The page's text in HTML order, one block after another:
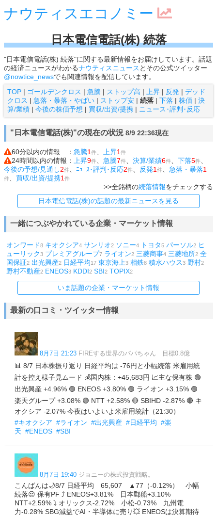
ナウティスエコノミー
日本電信電話(株) 続落
"日本電信電話(株) 続落"に関する最新情報をお届けしています。話題
の経済ニュースがわかるナウティスニュース とその公式ツイッター
@nowtice_newsでも関連情報を配信しています。
TOP | ゴールデンクロス | 急騰 | ストップ高 | 上昇 | 反発 | デッド
クロス | 急落・暴落・やばい | ストップ安 | 続落 | 下落 | 株価 | 決
算/業績 | 今後の株価予想 | 買収/出資/提携 | ニュース･評判･反応
"日本電信電話(株)"の現在の状況 8/9 22:36現在
60分以内の情報 ： 急騰1 件 上昇1 件
24時間以内の情報： 上昇9件 急騰7件 決算/業績6件 下落5件
今後の予想/見通し2件 ﾆｭｰｽ･評判･反応2件 反発1 件 急落・暴落1
件 買収/出資/提携1 件
>>全銘柄の続落情報をチェックする
日本電信電話(株)の話題の最新ニュースを見る
一緒につぶやかれている企業・マーケット情報
オンワード8 キオクシア4 サンリオ2 ソニー4 トヨタ5 パーソル2 ヒ
ューリック3 プレミアグループ7 ライオン2 三菱商事4 三菱地所2 全
国保証2 出光興産2 日経平均17 東京海上3 相鉄8 積水ハウス3 野村2
野村不動産2 ENEOS3 KDDI2 SBI2 TOPIX2
いま話題の企業・マーケット情報
最新の口コミ・ツイッター情報
8月7日 21:23 FIREする世界のパパちゃん 目標0.8億
📊 8/7 日本株振り返り 日経平均は -76円と小幅続落 米雇用統
計を控え様子見ムード 💰国内株：+45,683円 📈主な保有株 🟢
出光興産 +4.96% 🟢 ENEOS +3.80% 🟢 ライオン +3.15% 🟢
楽天グループ +3.08% 🟢 NTT +2.58% 🔴 SBIHD -2.87% 🔴 キ
オクシア -2.07% 今夜はいよいよ米雇用統計（21:30）
#キオクシア #ライオン #出光興産 #日経平均 #楽
天 #ENEOS #SBI
8月7日 19:40 ジョニーの株式投資戦略。
こんばんは🌙8/7 日経平均 65,607 ▲77（-0.12%） 小幅
続落😔 保有PF ⤴️ ENEOS+3.81% 日本郵船+3.10%
NTT+2.59% ⤵️ オリックス-2.72% 小松-0.73% 九州電
力-0.28% SBG減益でAI・半導体に売り💥 ENEOSは決算期待